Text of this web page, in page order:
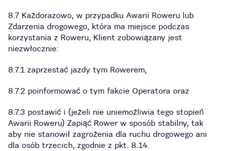
8.7 Każdorazowo, w przypadku Awarii Roweru lub
Zdarzenia drogowego, która ma miejsce podczas
korzystania z Roweru, Klient zobowiązany jest
niezwłocznie:
8.7.1 zaprzestać jazdy tym Rowerem,
8.7.2 poinformować o tym fakcie Operatora oraz
8.7.3 postawić i (jeżeli nie uniemożliwia tego stopień
Awarii Roweru) Zapiąć Rower w sposób stabilny, tak
aby nie stanowił zagrożenia dla ruchu drogowego ani
dla osób trzecich, zgodnie z pkt. 8.14.